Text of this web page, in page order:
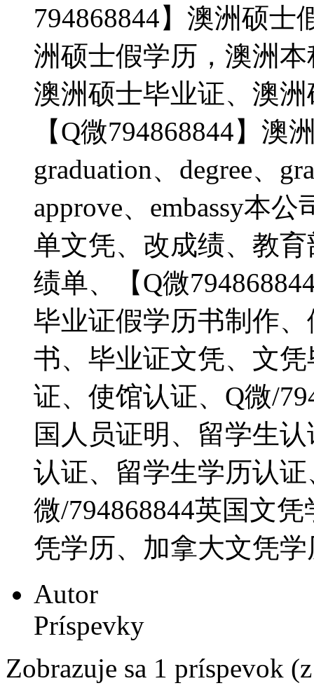
794868844】澳洲硕
洲硕士假学历，澳洲
澳洲硕士毕业证、澳
【Q微794868844】澳
graduation、degree、
approve、embassy本
单文凭、改成绩、教
绩单、【Q微
毕业证假学历书制作
书、毕业证文凭、文
证、使馆认证、Q微/
国人员证明、留学生
认证、留学生学历认
微/794868844英国文
凭学历、加拿大文凭
Autor
Príspevky
Zobrazuje sa 1 príspevok